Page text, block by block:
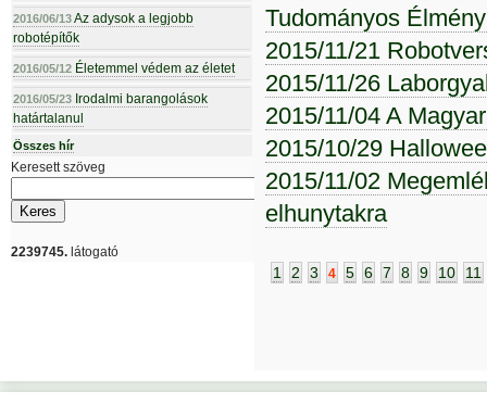
2016/06/13Az adysok a legjobb
robotépítők
2016/05/12 Életemmel védem az életet
2016/05/23 Irodalmi barangolások
határtalanul
Összes hír
Keresett szöveg
2239745. látogató
Tudományos
2015/11/21
2015/11/26
2015/11/04 A
2015/10/29
2015/11/02
elhunytakra
1 2 3 4 5 6 7 8 9 10 11